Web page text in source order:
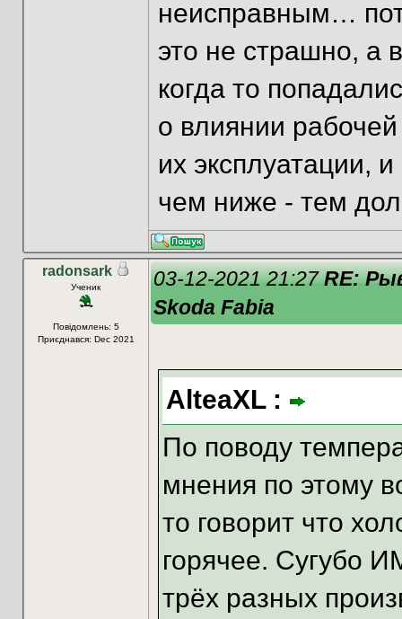
неисправным…
это не страшно, а
когда то
о влиянии
их эксплуатации,
чем ниже - тем
radonsark
Ученик
Повідомлень: 5
Приєднався: Dec 2021
03-12-2021 21:27RE:
Skoda Fabia
AlteaXL :
По поводу
мнения по этому
то говорит что
горячее. Сугубо
трёх разных